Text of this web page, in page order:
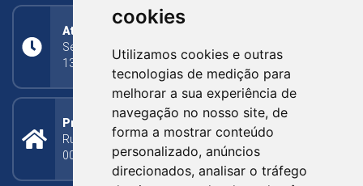
cookies
Utilizamos cookies e outras
tecnologias de medição para
melhorar a sua experiência de
navegação no nosso site, de
forma a mostrar conteúdo
personalizado, anúncios
direcionados, analisar o tráfego
Atendimento
Segunda a Sexta: 8h às 11h30min (manhã);
13h30min às 17h (tarde)
Prefeitura Municipal
Rua Silva Jardim, 505 - Bairro Centro - CEP: 95340-
000